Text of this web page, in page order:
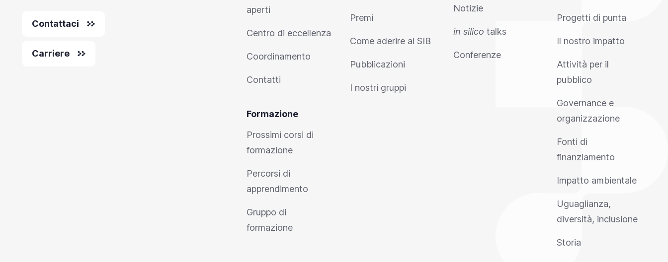
Contattaci
Carriere
aperti
Centro di eccellenza
Coordinamento
Contatti
Formazione
Prossimi corsi di
formazione
Percorsi di
apprendimento
Gruppo di
formazione
Premi
Come aderire al SIB
Pubblicazioni
I nostri gruppi
Notizie
in silico talks
Conferenze
Progetti di punta
Il nostro impatto
Attività per il
pubblico
Governance e
organizzazione
Fonti di
finanziamento
Impatto ambientale
Uguaglianza,
diversità, inclusione
Storia